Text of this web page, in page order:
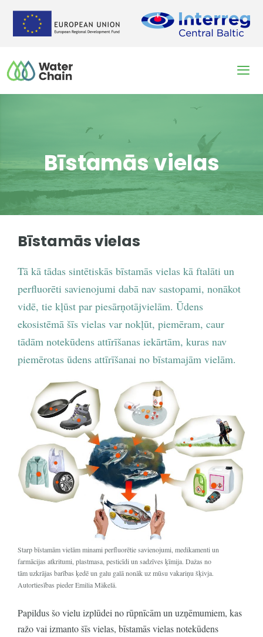
content
Bīstamās vielas
Bīstamās vielas
Tā kā tādas sintētiskās bīstamās vielas kā ftalāti un
perfluorēti savienojumi dabā nav sastopami, nonākot
vidē, tie kļūst par piesārņotājvielām. Ūdens
ekosistēmā šīs vielas var nokļūt, piemēram, caur
tādām notekūdens attīrīšanas iekārtām, kuras nav
piemērotas ūdens attīrīšanai no bīstamajām vielām.
Starp bīstamām vielām minami perfluorētie savienojumi, medikamenti un
farmācijas atkritumi, plastmasa, pesticīdi un sadzīves ķīmija. Dažas no
tām uzkrājas barības ķedē un galu galā nonāk uz mūsu vakariņu šķivja.
Autortiesības pieder Emilia Mäkelä.
Papildus šo vielu izplūdei no rūpnīcām un uzņēmumiem, kas
ražo vai izmanto šīs vielas, bīstamās vielas notekūdens